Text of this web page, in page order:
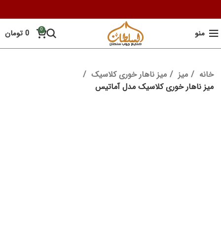
منو 0
0 تومان
خانه میز
میز ناهار خوری کلاسیک
میز ناهار خوری کلاسیک مدل آماتیس